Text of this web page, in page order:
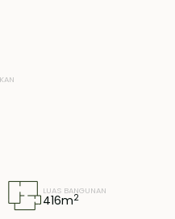
LUAS BANGUNAN
416m2